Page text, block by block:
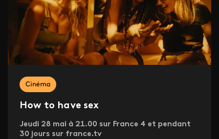
Cinéma
How to have sex
Jeudi 28 mai à 21.00 sur France 4 et pendant
30 jours sur france.tv